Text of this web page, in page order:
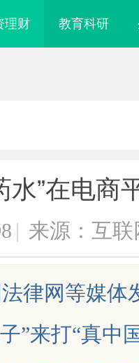
理财 教育科研
水”在电商
| 来源：互联
律网等媒体
”来打“真中